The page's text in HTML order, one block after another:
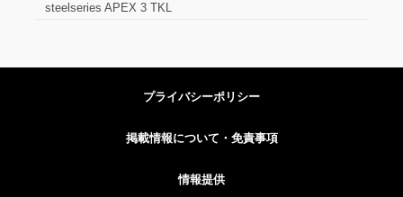
steelseries APEX 3 TKL
プライバシーポリシー
掲載情報について・免責事項
情報提供